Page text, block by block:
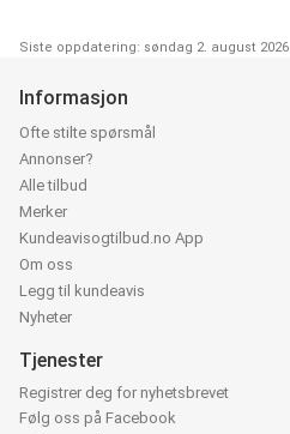
Siste oppdatering: søndag 2. august 2026
Informasjon
Ofte stilte spørsmål
Annonser?
Alle tilbud
Merker
Kundeavisogtilbud.no App
Om oss
Legg til kundeavis
Nyheter
Tjenester
Registrer deg for nyhetsbrevet
Følg oss på Facebook